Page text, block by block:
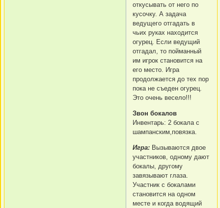
откусывать от него по
кусочку. А задача
ведущего отгадать в
чьих руках находится
огурец. Если ведущий
отгадал, то пойманный
им игрок становится на
его место. Игра
продолжается до тех пор
пока не съеден огурец.
Это очень весело!!!
Звон бокалов
Инвентарь: 2 бокала с
шампанским,повязка.
Игра: Вызываются двое
участников, одному дают
бокалы, другому
завязывают глаза.
Участник с бокалами
становится на одном
месте и когда водящий